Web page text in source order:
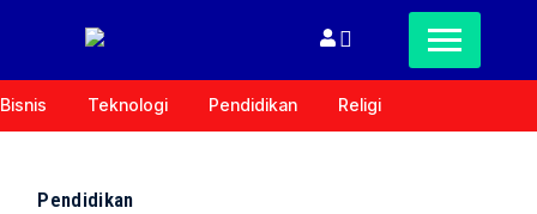
Bisnis Teknologi Pendidikan Religi
Pendidikan